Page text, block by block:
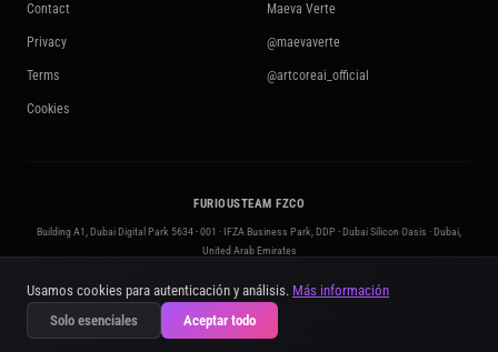
Contact
Privacy
Terms
Cookies
Maeva Verte
@maevaverte
@artcoreai_official
FURIOUSTEAM FZCO
Building A1, Dubai Digital Park 5634 - 001 · IFZA Business Park, DDP - Dubai Silicon Oasis · Dubai,
United Arab Emirates
© 2026 FURIOUSTEAM FZCO. All rights reserved. ·Licensed in the UAE · No. 5634
Powered by Kling AI · Google Gemini · OpenAI · ElevenLabs
Usamos cookies para autenticación y análisis. Más información
Solo esenciales
Aceptar todo